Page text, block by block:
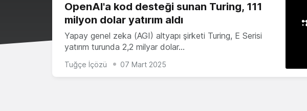
OpenAI'a kod desteği sunan Turing, 111
milyon dolar yatırım aldı
Yapay genel zeka (AGI) altyapı şirketi Turing, E Serisi
yatırım turunda 2,2 milyar dolar…
Tuğçe İçözü 07 Mart 2025